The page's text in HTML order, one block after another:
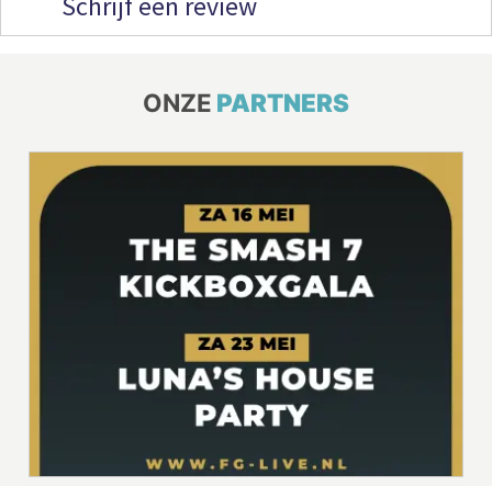
ONZE PARTNERS